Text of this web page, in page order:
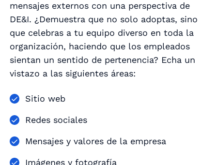
mensajes externos con una perspectiva de
DE&I. ¿Demuestra que no solo adoptas, sino
que celebras a tu equipo diverso en toda la
organización, haciendo que los empleados
sientan un sentido de pertenencia? Echa un
vistazo a las siguientes áreas:
Sitio web
Redes sociales
Mensajes y valores de la empresa
Imágenes y fotografía